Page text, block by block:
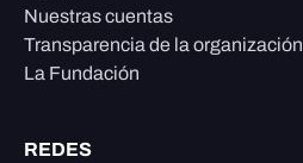
Nuestras cuentas
Transparencia de la organización
La Fundación
REDES